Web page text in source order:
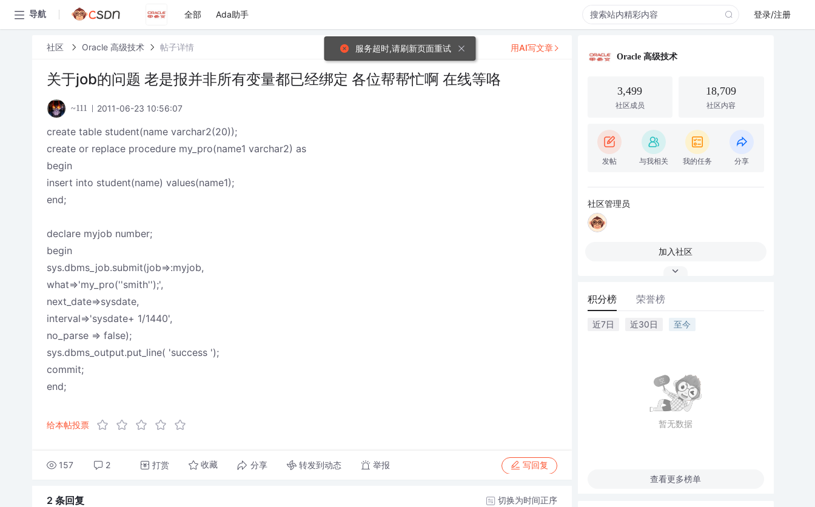
导航 全部 Ada助手 登录/注册
社区 Oracle 高级技术 帖子详情
关于job的问题 老是报并非所有变量都已经绑定 各位帮帮忙啊 在线等咯
~111 2011-06-23 10:56:07
create table student(name varchar2(20));
create or replace procedure my_pro(name1 varchar2) as
begin
insert into student(name) values(name1);
end;
declare myjob number;
begin
sys.dbms_job.submit(job=>:myjob,
what=>'my_pro(''smith'');',
next_date=>sysdate,
interval=>'sysdate+ 1/1440',
no_parse => false);
sys.dbms_output.put_line( 'success ');
commit;
end;
给本帖投票
157 2 打赏 收藏 分享 转发到动态 举报 写回复
用AI写文章
2 条回复 切换为时间正序
Oracle 高级技术
3,499
社区成员
18,709
社区内容
发帖 与我相关 我的任务 分享
社区管理员
加入社区
积分榜 荣誉榜
近7日 近30日 至今
暂无数据
查看更多榜单
服务超时,请刷新页面重试